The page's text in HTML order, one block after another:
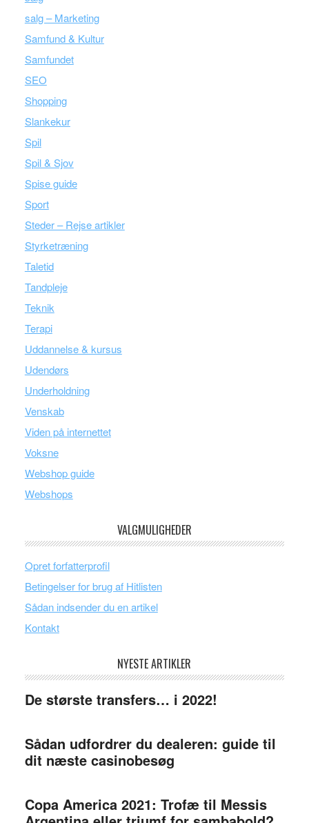
salg – Marketing
Samfund & Kultur
Samfundet
SEO
Shopping
Slankekur
Spil
Spil & Sjov
Spise guide
Sport
Steder – Rejse artikler
Styrketræning
Taletid
Tandpleje
Teknik
Terapi
Uddannelse & kursus
Udendørs
Underholdning
Venskab
Viden på internettet
Voksne
Webshop guide
Webshops
VALGMULIGHEDER
Opret forfatterprofil
Betingelser for brug af Hitlisten
Sådan indsender du en artikel
Kontakt
NYESTE ARTIKLER
De største transfers… i 2022!
Sådan udfordrer du dealeren: guide til
dit næste casinobesøg
Copa America 2021: Trofæ til Messis